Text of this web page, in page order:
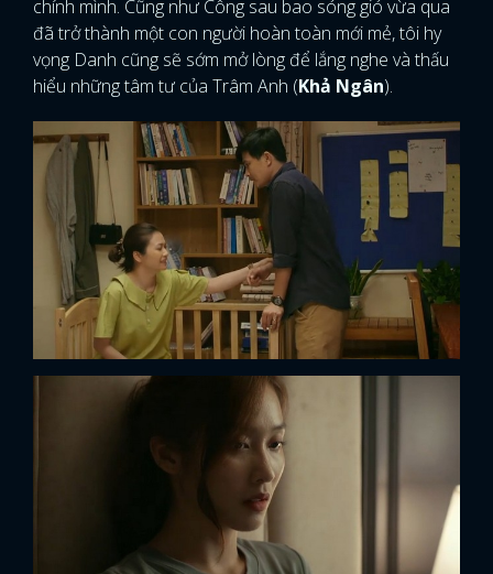
chính mình. Cũng như Công sau bao sóng gió vừa qua
đã trở thành một con người hoàn toàn mới mẻ, tôi hy
vọng Danh cũng sẽ sớm mở lòng để lắng nghe và thấu
hiểu những tâm tư của Trâm Anh (Khả Ngân).